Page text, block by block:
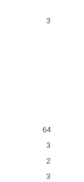
3
64
3
2
3